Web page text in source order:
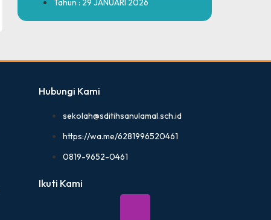
Tahun : 29 JANUARI 2026
Hubungi Kami
sekolah@sditihsanulamal.sch.id
https://wa.me/6281996520461
0819-9652-0461
Ikuti Kami